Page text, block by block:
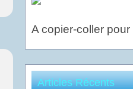
A copier-coller pour
Articles Récents